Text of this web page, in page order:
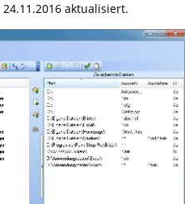
24.11.2016 aktualisiert.